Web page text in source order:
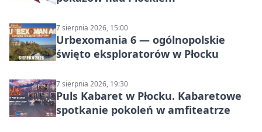
7 sierpnia 2026, 15:00
Urbexomania 6 — ogólnopolskie
święto eksploratorów w Płocku
7 sierpnia 2026, 19:30
Puls Kabaret w Płocku. Kabaretowe
spotkanie pokoleń w amfiteatrze